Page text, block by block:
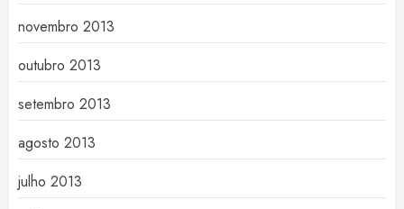
novembro 2013
outubro 2013
setembro 2013
agosto 2013
julho 2013